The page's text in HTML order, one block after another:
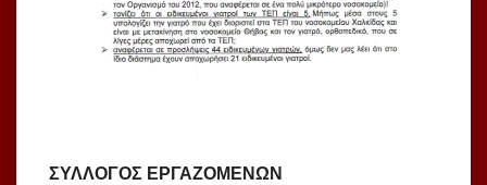
ΣΥΛΛΟΓΟΣ ΕΡΓΑΖΟΜΕΝΩΝ